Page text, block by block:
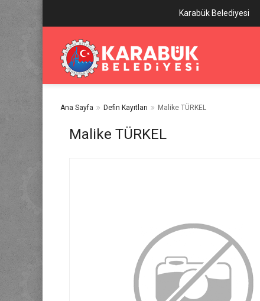
Karabük Belediyesi
Ana Sayfa Defin Kayıtları Malike TÜRKEL
Malike TÜRKEL